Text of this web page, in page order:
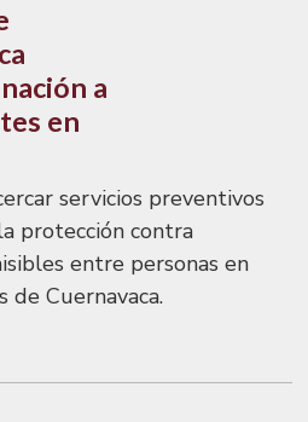
a
en
servicios preventivos
protección contra
entre personas en
Cuernavaca.